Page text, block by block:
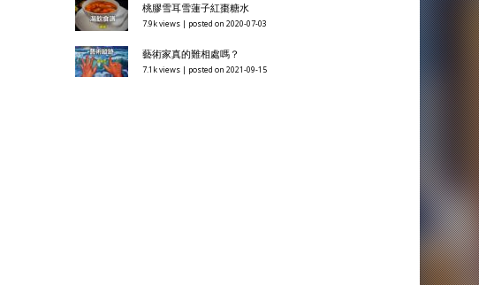
桃膠雪耳雪蓮子紅棗糖水
7.9k views posted on 2020-07-03
藝術家真的難相處嗎？
7.1k views posted on 2021-09-15